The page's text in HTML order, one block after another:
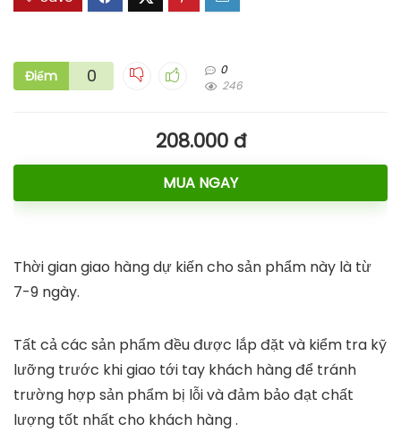
Điểm 0
0
246
208.000 đ
MUA NGAY
Thời gian giao hàng dự kiến cho sản phẩm này là từ
7-9 ngày.
Tất cả các sản phẩm đều được lắp đặt và kiểm tra kỹ
lưỡng trước khi giao tới tay khách hàng để tránh
trường hợp sản phẩm bị lỗi và đảm bảo đạt chất
lượng tốt nhất cho khách hàng .